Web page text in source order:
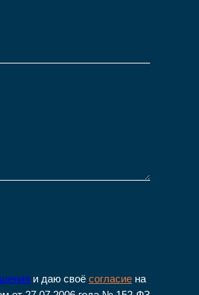
и даю своё согласие на